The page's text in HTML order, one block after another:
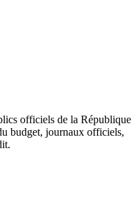
officiels de la République
budget, journaux officiels,